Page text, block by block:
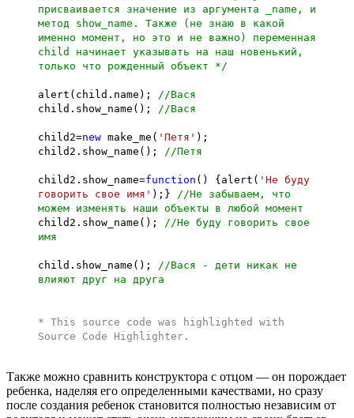
присваивается значение из аргумента _name, и
метод show_name. Также (не знаю в какой
именно момент, но это и не важно) переменная
child начинает указывать на наш новенький,
только что рожденный объект */
alert(child.name);
//Вася
child.show_name();
//Вася
child2=new make_me( 'Петя' );
child2.show_name();
//Петя
child2.show_name=function () {alert( 'Не буду
говорить свое имя' );}
//Не забываем, что
можем изменять наши объекты в любой момент
child2.show_name();
//Не буду говорить свое
имя
child.show_name();
//Вася - дети никак не
влияют друг на друга
* This source code was highlighted with
Source Code Highlighter .
Также можно сравнить конструктора с отцом — он порождает
ребенка, наделяя его определенными качествами, но сразу
после создания ребенок становится полностью независим от